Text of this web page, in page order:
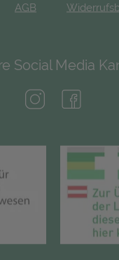
AGB
Social Media
(öffnet in
(öffnet in